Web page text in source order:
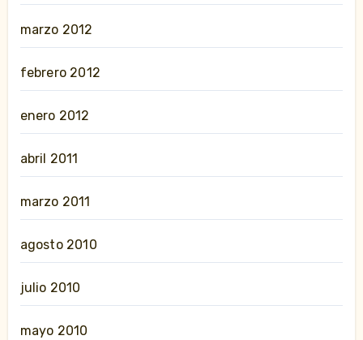
marzo 2012
febrero 2012
enero 2012
abril 2011
marzo 2011
agosto 2010
julio 2010
mayo 2010